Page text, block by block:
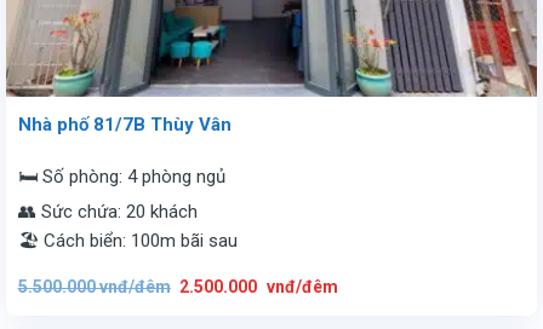
Nhà phố 81/7B Thùy Vân
🛏️ Số phòng: 4 phòng ngủ
👥 Sức chứa: 20 khách
🏖️ Cách biển: 100m bãi sau
5.500.000vnđ/đêm gốc
2.500.000 vnđ/đêmhiện